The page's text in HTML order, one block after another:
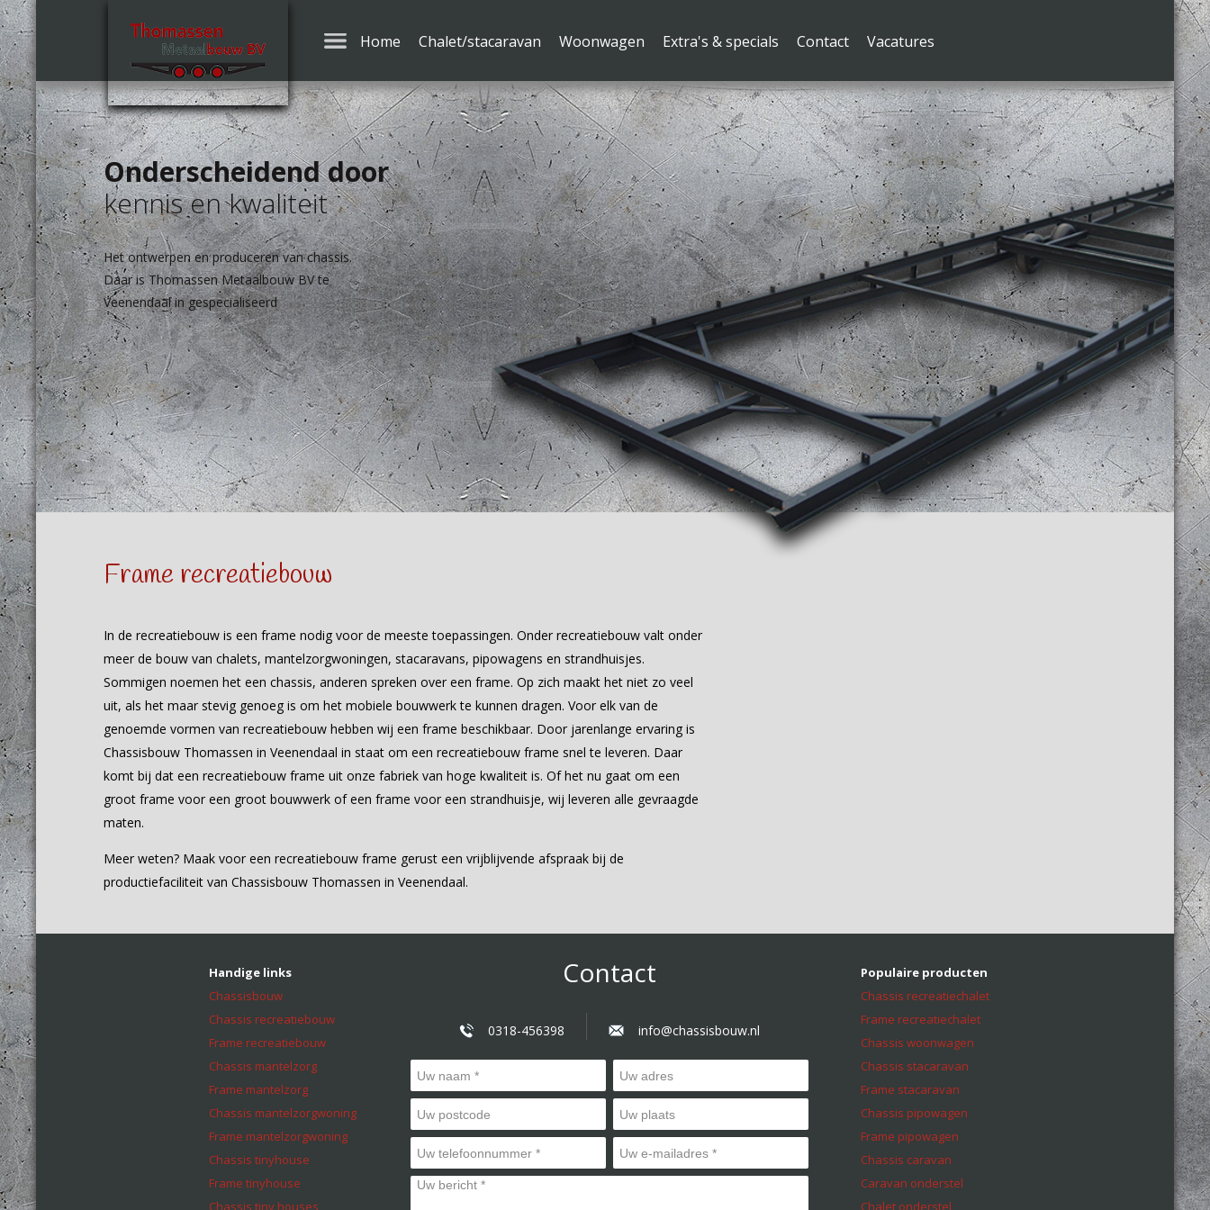
Home Chalet/stacaravan Woonwagen Extra's & specials Contact Vacatures
Onderscheidend door
kennis en kwaliteit
Het ontwerpen en produceren van chassis.
Daar is Thomassen Metaalbouw BV te
Veenendaal in gespecialiseerd
Frame recreatiebouw
In de recreatiebouw is een frame nodig voor de meeste toepassingen. Onder recreatiebouw valt onder
meer de bouw van chalets, mantelzorgwoningen, stacaravans, pipowagens en strandhuisjes.
Sommigen noemen het een chassis, anderen spreken over een frame. Op zich maakt het niet zo veel
uit, als het maar stevig genoeg is om het mobiele bouwwerk te kunnen dragen. Voor elk van de
genoemde vormen van recreatiebouw hebben wij een frame beschikbaar. Door jarenlange ervaring is
Chassisbouw Thomassen in Veenendaal in staat om een recreatiebouw frame snel te leveren. Daar
komt bij dat een recreatiebouw frame uit onze fabriek van hoge kwaliteit is. Of het nu gaat om een
groot frame voor een groot bouwwerk of een frame voor een strandhuisje, wij leveren alle gevraagde
maten.
Meer weten? Maak voor een recreatiebouw frame gerust een vrijblijvende afspraak bij de
productiefaciliteit van Chassisbouw Thomassen in Veenendaal.
Handige links
Chassisbouw
Chassis recreatiebouw
Frame recreatiebouw
Chassis mantelzorg
Frame mantelzorg
Chassis mantelzorgwoning
Frame mantelzorgwoning
Chassis tinyhouse
Frame tinyhouse
Chassis tiny houses
Contact
0318-456398 info@chassisbouw.nl
Populaire producten
Chassis recreatiechalet
Frame recreatiechalet
Chassis woonwagen
Chassis stacaravan
Frame stacaravan
Chassis pipowagen
Frame pipowagen
Chassis caravan
Caravan onderstel
Chalet onderstel